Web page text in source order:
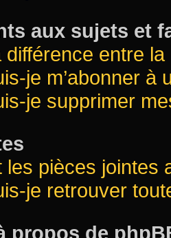
aux sujets et
entre
je m’abonner
je supprimer
les pièces jointes
je retrouver
propos de